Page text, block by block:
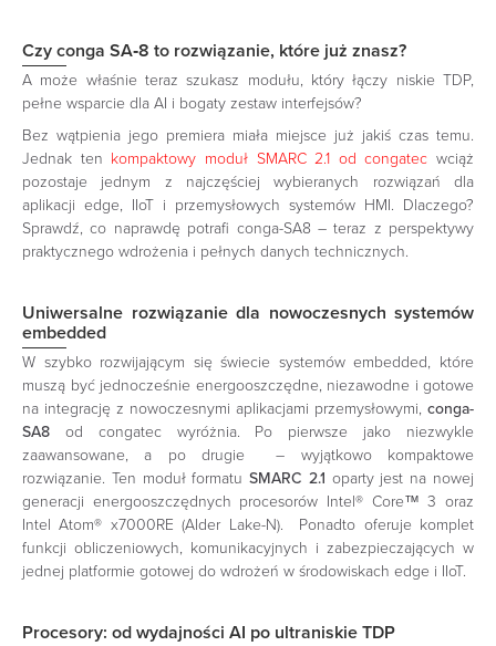
Czy conga SA‑8 to rozwiązanie, które już znasz?
A może właśnie teraz szukasz modułu, który łączy niskie TDP,
pełne wsparcie dla AI i bogaty zestaw interfejsów?
Bez wątpienia jego premiera miała miejsce już jakiś czas temu.
Jednak ten kompaktowy moduł SMARC 2.1 od congatec wciąż
pozostaje jednym z najczęściej wybieranych rozwiązań dla
aplikacji edge, IIoT i przemysłowych systemów HMI. Dlaczego?
Sprawdź, co naprawdę potrafi conga-SA8 – teraz z perspektywy
praktycznego wdrożenia i pełnych danych technicznych.
Uniwersalne rozwiązanie dla nowoczesnych systemów
embedded
W szybko rozwijającym się świecie systemów embedded, które
muszą być jednocześnie energooszczędne, niezawodne i gotowe
na integrację z nowoczesnymi aplikacjami przemysłowymi, conga-
SA8 od congatec wyróżnia. Po pierwsze jako niezwykle
zaawansowane, a po drugie – wyjątkowo kompaktowe
rozwiązanie. Ten moduł formatuSMARC 2.1 oparty jest na nowej
generacji energooszczędnych procesorów Intel® Core™ 3 oraz
Intel Atom® x7000RE (Alder Lake-N). Ponadto oferuje komplet
funkcji obliczeniowych, komunikacyjnych i zabezpieczających w
jednej platformie gotowej do wdrożeń w środowiskach edge i IIoT.
Procesory: od wydajności AI po ultraniskie TDP